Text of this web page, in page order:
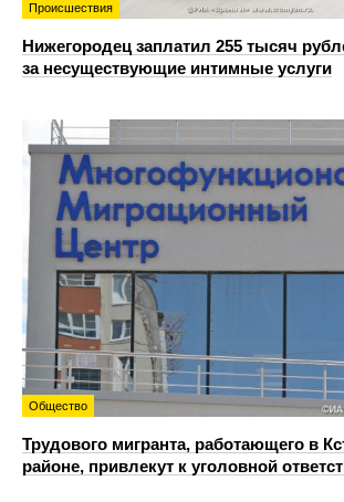
Происшествия
Нижегородец заплатил 255 тысяч
за несуществующие интимные услуги
Общество
Трудового мигранта, работающего в
районе, привлекут к уголовной